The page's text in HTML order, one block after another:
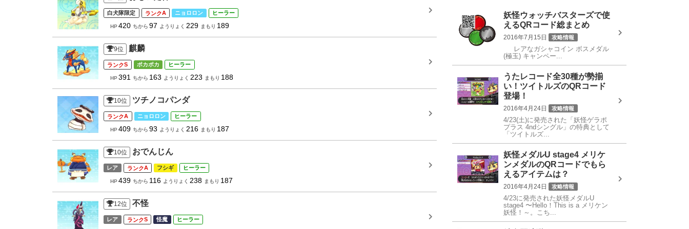
白犬隊限定 A ニョロロン ヒーラー
HP420 ちから 97 ようりょく 229 まもり 189
9位 麒麟
S ポカポカ ヒーラー
HP391 ちから 163 ようりょく 223 まもり 188
10位 ツチノコパンダ
A ニョロロン ヒーラー
HP409 ちから 93 ようりょく 216 まもり 187
10位 おでんじん
レア A フシギ ヒーラー
HP439 ちから 116 ようりょく 238 まもり 187
12位 不怪
レア S 怪魔 ヒーラー
妖怪ウォッチバスターズで使
えるQRコード総まとめ
2016年7月15日
攻略情報
QRコード
レアなガシャコイン ボスメダル
(極玉) キャンペー...
うたレコード全30種が勢揃
い！ツイトルズのQRコード
登場！
2016年4月24日
攻略情報
うたレコード
4/23(土)に発売された「妖怪ゲラポ
プラス 4ndシングル」の特典として
「ツイトルズ...
妖怪メダルU stage4 メリケ
ンメダルのQRコードでもら
えるアイテムは？
2016年4月24日
攻略情報
QRコード
4/23に発売された妖怪メダルU
stage4 〜Hello！This is a メリケン
妖怪！～。こち...